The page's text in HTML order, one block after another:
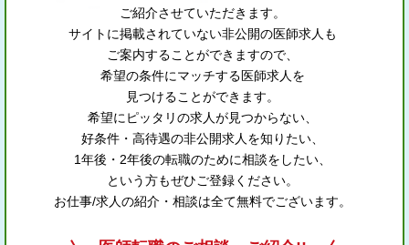
ご紹介させていただきます。
サイトに掲載されていない非公開の医師求人も
ご案内することができますので、
希望の条件にマッチする医師求人を
見つけることができます。
希望にピッタリの求人が見つからない、
好条件・高待遇の非公開求人を知りたい、
1年後・2年後の転職のために相談をしたい、
という方もぜひご登録ください。
お仕事/求人の紹介・相談は全て無料でございます。